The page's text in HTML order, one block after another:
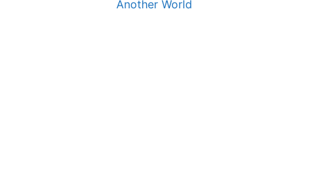
Another World